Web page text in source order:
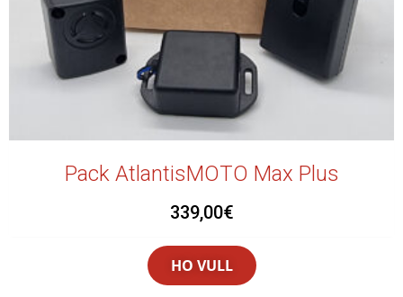
Pack AtlantisMOTO Max Plus
339,00€
HO VULL